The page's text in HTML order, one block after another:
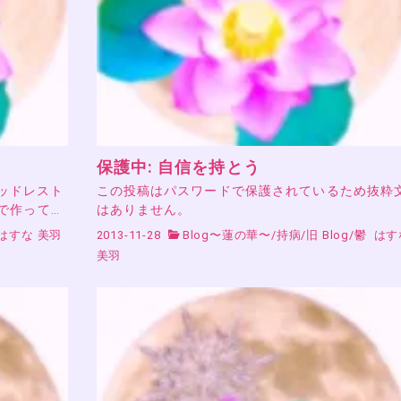
ドレスト
作って…
すな 美羽
保護中: 自信を持とう
この投稿はパスワードで保護されているため抜粋
はありません。
2013-11-28 Blog〜蓮の華〜/持病/ 旧 Blog/鬱
はす
美羽